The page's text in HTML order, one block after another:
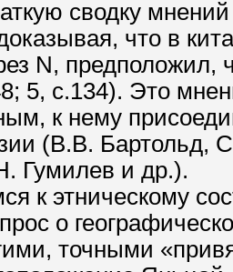
сводку
что в
N,
5, с.134). Это
к нему
(В.В. Бартольд,
Гумилев и др.).
к этническому
о
точными